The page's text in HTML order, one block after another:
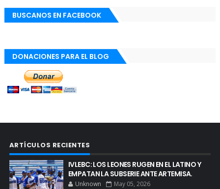
BUSCANOS EN FACEBOOK
DONACIONES PARA EL BLOG
ARTÍCULOS RECIENTES
IVLEBC: LOS LEONES RUGEN EN EL LATINO Y
EMPATAN LA SUBSERIE ANTE ARTEMISA.
Unknown May 05, 2026